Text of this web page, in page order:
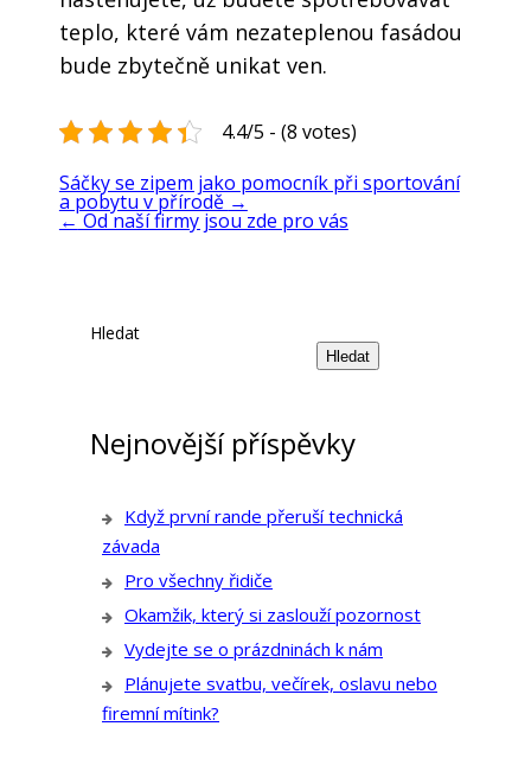
teplo, které vám nezateplenou fasádou
bude zbytečně unikat ven.
4.4/5 - (8 votes)
Sáčky se zipem jako pomocník při sportování
a pobytu v přírodě →
←Od naší firmy jsou zde pro vás
Hledat
Hledat
Nejnovější příspěvky
Když první rande přeruší technická
závada
Pro všechny řidiče
Okamžik, který si zaslouží pozornost
Vydejte se o prázdninách k nám
Plánujete svatbu, večírek, oslavu nebo
firemní mítink?